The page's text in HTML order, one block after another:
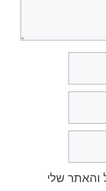
והאתר שלי